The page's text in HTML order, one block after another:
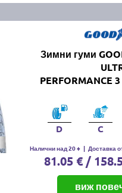
Зимни гуми
PERFORMANCE
D C
Налични над 20 + | Доставка
81.05 € /
виж